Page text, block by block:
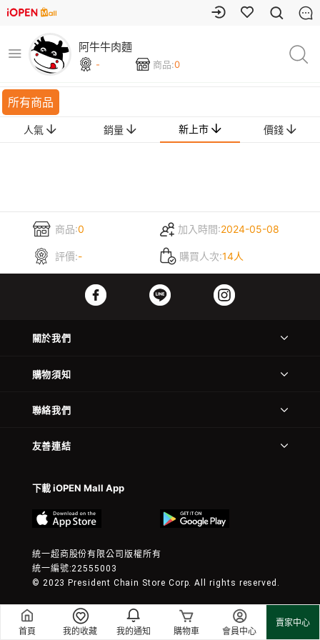
首頁 我的收藏 我的通知 購物車 會員中心
賣家中心
阿牛牛肉麵
- 商品:0
所有商品
人氣 銷量 新上市 價錢
商品:0 加入時間:2024-05-08
評價:- 購買人次:14人
關於我們
購物須知
聯絡我們
友善連結
下載 iOPEN Mall App
統一超商股份有限公司版權所有
統一編號:22555003
© 2023 President Chain Store Corp. All rights reserved.